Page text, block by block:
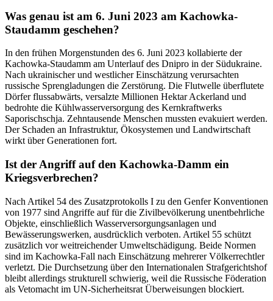
Was genau ist am 6. Juni 2023 am Kachowka-
Staudamm geschehen?
In den frühen Morgenstunden des 6. Juni 2023 kollabierte der
Kachowka-Staudamm am Unterlauf des Dnipro in der Südukraine.
Nach ukrainischer und westlicher Einschätzung verursachten
russische Sprengladungen die Zerstörung. Die Flutwelle überflutete
Dörfer flussabwärts, versalzte Millionen Hektar Ackerland und
bedrohte die Kühlwasserversorgung des Kernkraftwerks
Saporischschja. Zehntausende Menschen mussten evakuiert werden.
Der Schaden an Infrastruktur, Ökosystemen und Landwirtschaft
wirkt über Generationen fort.
Ist der Angriff auf den Kachowka-Damm ein
Kriegsverbrechen?
Nach Artikel 54 des Zusatzprotokolls I zu den Genfer Konventionen
von 1977 sind Angriffe auf für die Zivilbevölkerung unentbehrliche
Objekte, einschließlich Wasserversorgungsanlagen und
Bewässerungswerken, ausdrücklich verboten. Artikel 55 schützt
zusätzlich vor weitreichender Umweltschädigung. Beide Normen
sind im Kachowka-Fall nach Einschätzung mehrerer Völkerrechtler
verletzt. Die Durchsetzung über den Internationalen Strafgerichtshof
bleibt allerdings strukturell schwierig, weil die Russische Föderation
als Vetomacht im UN-Sicherheitsrat Überweisungen blockiert.